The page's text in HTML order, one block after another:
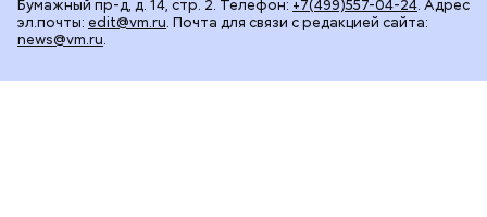
Бумажный пр-д, д. 14, стр. 2. Телефон: +7(499)557-04-24. Адрес
эл.почты: edit@vm.ru. Почта для связи с редакцией сайта:
news@vm.ru.